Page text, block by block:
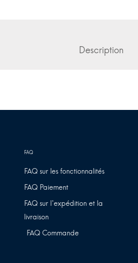
Description
FAQ sur les fonctionnalités
FAQ Paiement
FAQ sur l'expédition et la
livraison
FAQ Commande